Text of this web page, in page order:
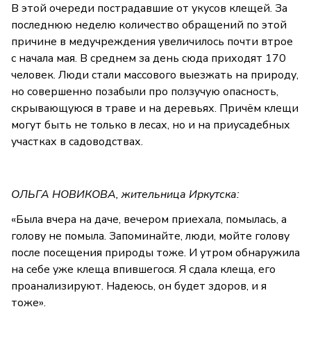
В этой очереди пострадавшие от укусов клещей. За
последнюю неделю количество обращений по этой
причине в медучреждения увеличилось почти втрое
с начала мая. В среднем за день сюда приходят 170
человек. Люди стали массового выезжать на природу,
но совершенно позабыли про ползучую опасность,
скрывающуюся в траве и на деревьях. Причём клещи
могут быть не только в лесах, но и на приусадебных
участках в садоводствах.
ОЛЬГА НОВИКОВА, жительница Иркутска:
«Была вчера на даче, вечером приехала, помылась, а
голову не помыла. Запоминайте, люди, мойте голову
после посещения природы тоже. И утром обнаружила
на себе уже клеща впившегося. Я сдала клеща, его
проанализируют. Надеюсь, он будет здоров, и я
тоже».